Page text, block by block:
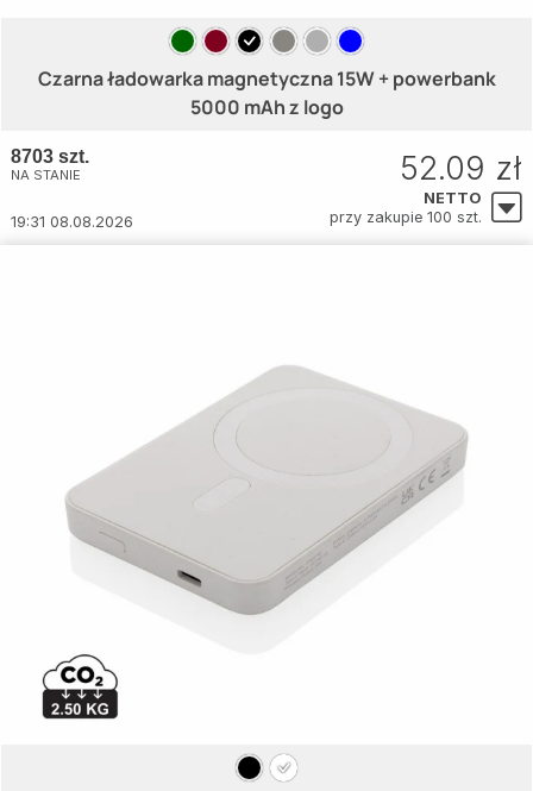
Czarna ładowarka magnetyczna 15W + powerbank
5000 mAh z logo
8703 szt.
NA STANIE
19:31 08.08.2026
52.09 zł
NETTO
przy zakupie 100 szt.